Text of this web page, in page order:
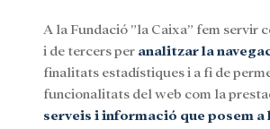
Menu
SocialInvestigació i bequesCultura
A la Fundació ”la Caixa” fem servir
i de tercers per analitzar la
finalitats estadístiques i a fi de
funcionalitats del web com la
serveis i informació que posem a